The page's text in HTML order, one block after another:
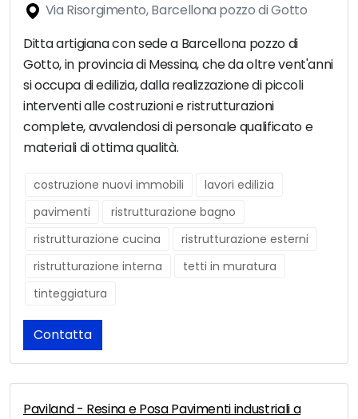
Via Risorgimento, Barcellona pozzo di Gotto
Ditta artigiana con sede a Barcellona pozzo di
Gotto, in provincia di Messina, che da oltre vent'anni
si occupa di edilizia, dalla realizzazione di piccoli
interventi alle costruzioni e ristrutturazioni
complete, avvalendosi di personale qualificato e
materiali di ottima qualità.
costruzione nuovi immobili
lavori edilizia
pavimenti
ristrutturazione bagno
ristrutturazione cucina
ristrutturazione esterni
ristrutturazione interna
tetti in muratura
tinteggiatura
Contatta
Paviland - Resina e Posa Pavimenti industriali a